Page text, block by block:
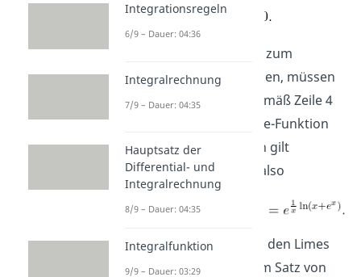
Damit wir eine Aussage zum
Grenzwert treffen können, müssen
wir die Funktion erst gemäß Zeile 4
der Tabelle mithilfe der e-Funktion
umschreiben. Allgemein gilt
, wir erhalten also
Jetzt betrachten wir nur den Limes
des Exponenten mit dem Satz von
Integrationsregeln
6/9 – Dauer: 04:36
Integralrechnung
7/9 – Dauer: 04:35
Hauptsatz der
Differential- und
Integralrechnung
8/9 – Dauer: 04:35
Integralfunktion
9/9 – Dauer: 03:29